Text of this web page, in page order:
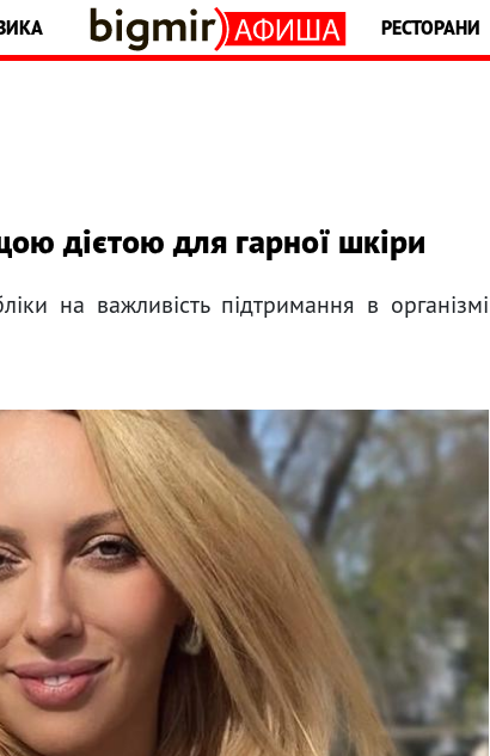
РЕСТОРАНИ
дієтою для гарної шкіри
на важливість підтримання в організмі